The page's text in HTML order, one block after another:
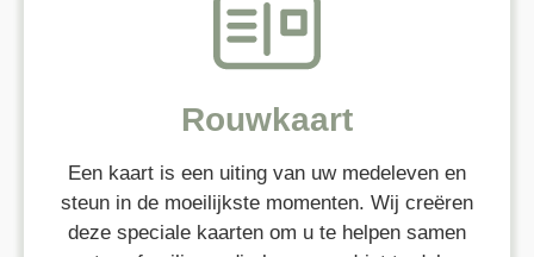
Rouwkaart
Een kaart is een uiting van uw medeleven en
steun in de moeilijkste momenten. Wij creëren
deze speciale kaarten om u te helpen samen